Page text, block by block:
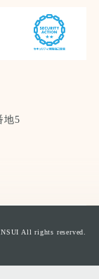
地5
All rights reserved.